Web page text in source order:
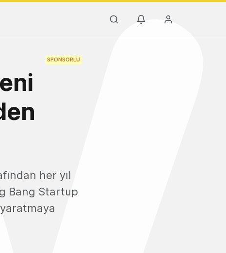
SPONSORLU
her yıl
Bang Startup